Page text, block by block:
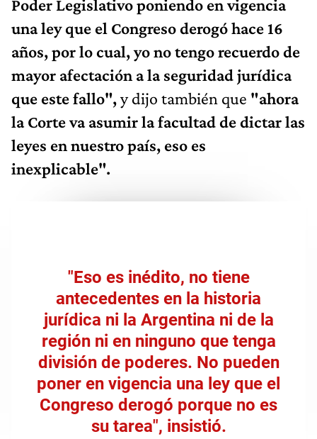
Poder Legislativo poniendo en vigencia
una ley que el Congreso derogó hace 16
años, por lo cual, yo no tengo recuerdo de
mayor afectación a la seguridad jurídica
que este fallo",y dijo también que "ahora
la Corte va asumir la facultad de dictar las
leyes en nuestro país, eso es
inexplicable".
"Eso es inédito, no tiene
antecedentes en la historia
jurídica ni la Argentina ni de la
región ni en ninguno que tenga
división de poderes. No pueden
poner en vigencia una ley que el
Congreso derogó porque no es
su tarea", insistió.